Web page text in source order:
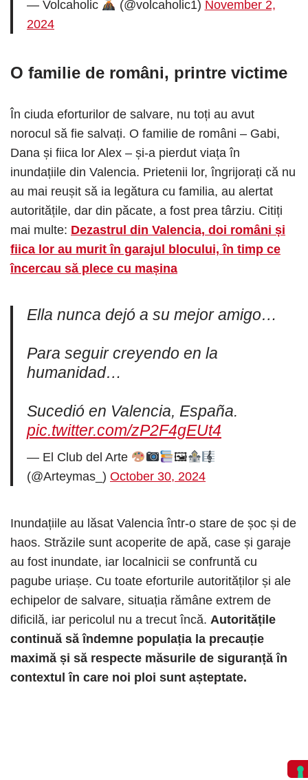
— Volcaholic (@volcaholic1) November 2,
2024
O familie de români, printre victime
În ciuda eforturilor de salvare, nu toți au avut
norocul să fie salvați. O familie de români – Gabi,
Dana și fiica lor Alex – și-a pierdut viața în
inundațiile din Valencia. Prietenii lor, îngrijorați că nu
au mai reușit să ia legătura cu familia, au alertat
autoritățile, dar din păcate, a fost prea târziu. Citiți
mai multe: Dezastrul din Valencia, doi români și
fiica lor au murit în garajul blocului, în timp ce
încercau să plece cu mașina
Ella nunca dejó a su mejor amigo…
Para seguir creyendo en la
humanidad…
Sucedió en Valencia, España.
pic.twitter.com/zP2F4gEUt4
— El Club del Arte
🖼
(@Arteymas_) October 30, 2024
Inundațiile au lăsat Valencia într-o stare de șoc și de
haos. Străzile sunt acoperite de apă, case și garaje
au fost inundate, iar localnicii se confruntă cu
pagube uriașe. Cu toate eforturile autorităților și ale
echipelor de salvare, situația rămâne extrem de
dificilă, iar pericolul nu a trecut încă. Autoritățile
continuă să îndemne populația la precauție
maximă și să respecte măsurile de siguranță în
contextul în care noi ploi sunt așteptate.